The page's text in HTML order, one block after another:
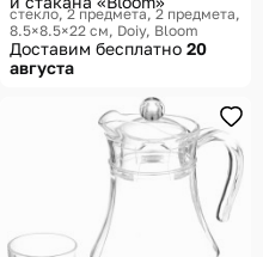
стекло, 2 предмета, 2 предмета,
8.5×8.5×22 см Doiy, Bloom
Доставим бесплатно 20
августа